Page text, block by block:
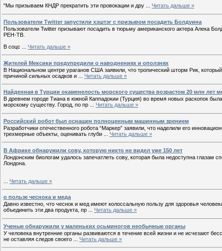
"Мы призываем КНДР прекратить эти провокации и дру
Читать дальше »
Пользователи Тwittеr запустили хэштэг с призывом посадить Болдуина
Пользователи Twitter призывают посадить в тюрьму американского актера Алека
РЕН-ТВ.
В соцс
Читать дальше »
Жителей Мексики предупредили о наводнениях и оползнях
В Национальном центре ураганов США заявили, что тропический шторм Рик,
причиной сильных осадков и
Читать дальше »
Найденная в Турции окаменелость морского существа возрастом 20 млн лет
В древнем городе Тиана в южной Каппадокии (Турция) во время новых раскопок
морскому существу. Город, по пр
Читать дальше »
Российский робот был оснащен полноценным машинным зрением
Разработчики отечественного робота “Маркер” заявили, что наделили его
трехмерные объекты, оценивать глуби
Читать дальше »
В Африке обнаружили сову, которую никто не видел уже 150 лет
Лондонским биологам удалось запечатлеть сову, которая была недоступна
Лондона.
Читать дальше »
о пользе чеснока и меда
Давно известно, что чеснок и мед имеют колоссальную пользу для здоровья
объединить эти два продукта, пр
Читать дальше »
Ученые обнаружили у маленьких осьминогов необычные органы
У человека внутренние органы развиваются в течение всей жизни и не исчезают
не оставляя следов своего
Читать дальше »